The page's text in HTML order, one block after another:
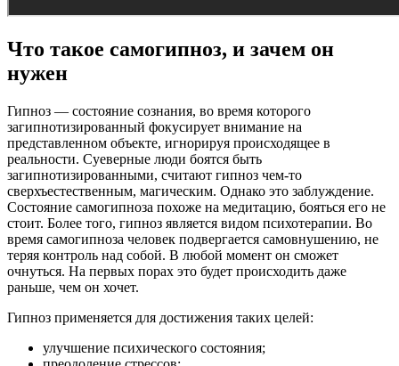
Что такое самогипноз, и зачем он
нужен
Гипноз — состояние сознания, во время которого
загипнотизированный фокусирует внимание на
представленном объекте, игнорируя происходящее в
реальности. Суеверные люди боятся быть
загипнотизированными, считают гипноз чем-то
сверхъестественным, магическим. Однако это заблуждение.
Состояние самогипноза похоже на медитацию, бояться его не
стоит. Более того, гипноз является видом психотерапии. Во
время самогипноза человек подвергается самовнушению, не
теряя контроль над собой. В любой момент он сможет
очнуться. На первых порах это будет происходить даже
раньше, чем он хочет.
Гипноз применяется для достижения таких целей:
улучшение психического состояния;